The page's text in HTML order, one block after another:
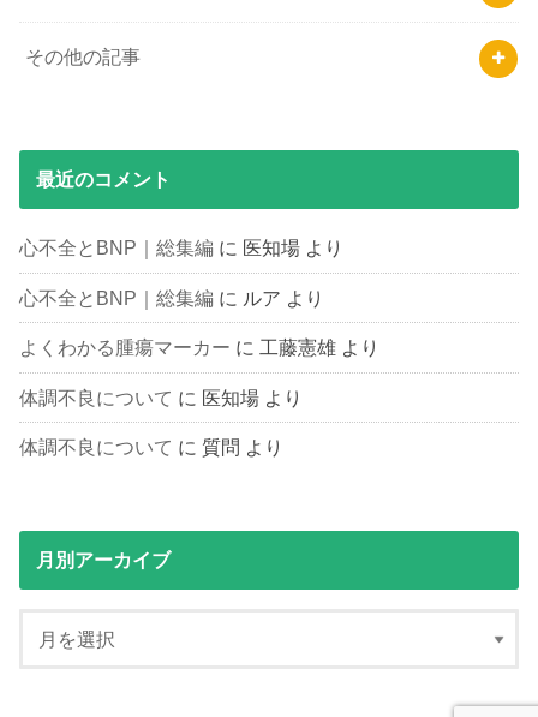
その他の記事
最近のコメント
心不全とBNP｜総集編 に 医知場 より
心不全とBNP｜総集編 に ルア より
よくわかる腫瘍マーカー に 工藤憲雄 より
体調不良について に 医知場 より
体調不良について に 質問 より
月別アーカイブ